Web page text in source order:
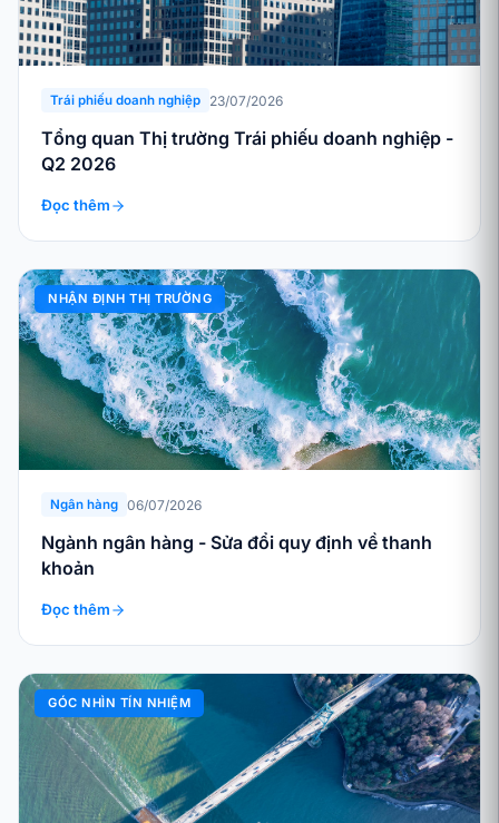
Trái phiếu doanh nghiệp 23/07/2026
Tổng quan Thị trường Trái phiếu doanh nghiệp -
Q2 2026
Đọc thêm
NHẬN ĐỊNH THỊ TRƯỜNG
Ngân hàng 06/07/2026
Ngành ngân hàng - Sửa đổi quy định về thanh
khoản
Đọc thêm
GÓC NHÌN TÍN NHIỆM